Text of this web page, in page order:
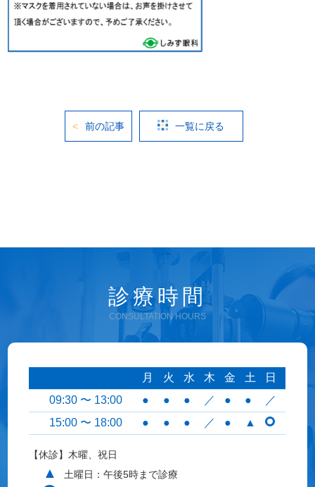
前の記事 一覧に戻る
診療時間
CONSULTATION HOURS
月 火 水 木 金 土
日
09:30 〜 13:00
● ● ● ／ ● ●
／
15:00 〜 18:00
● ● ● ／ ● ▲
【休診】木曜、祝日
▲
土曜日：午後5時まで診療